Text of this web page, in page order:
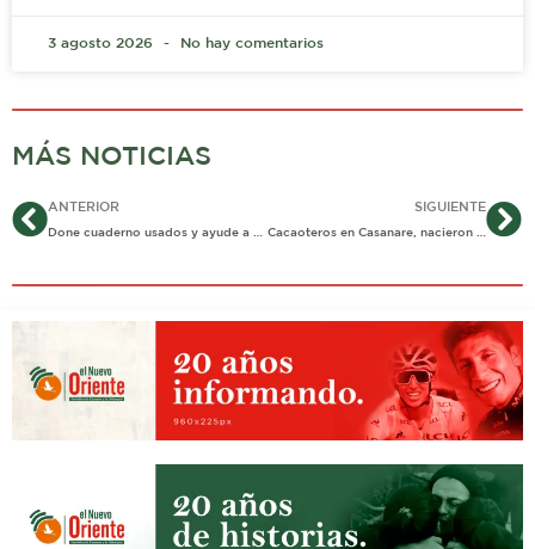
3 agosto 2026 No hay comentarios
MÁS NOTICIAS
AntANTERIOR SIGUIENTE